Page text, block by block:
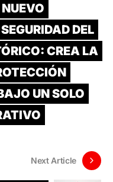
DEL
CREA LA
UN SOLO
Next Article